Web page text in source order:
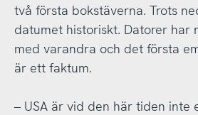
två första bokstäverna. Trots
datumet historiskt. Datorer har
med varandra och det första
är ett faktum.
– USA är vid den här tiden inte